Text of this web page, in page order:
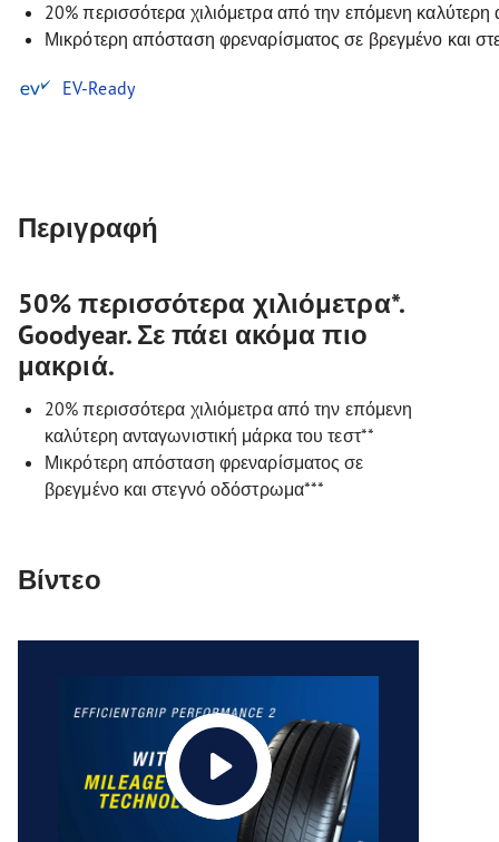
20% περισσότερα χιλιόμετρα από την επόμενη καλύτερη
Μικρότερη απόσταση φρεναρίσματος σε βρεγμένο και
EV-Ready
Περιγραφή
50% περισσότερα χιλιόμετρα*.
Goodyear. Σε πάει ακόμα πιο
μακριά.
20% περισσότερα χιλιόμετρα από την επόμενη
καλύτερη ανταγωνιστική μάρκα του τεστ**
Μικρότερη απόσταση φρεναρίσματος σε
βρεγμένο και στεγνό οδόστρωμα***
Βίντεο